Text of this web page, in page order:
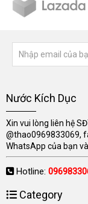
Nước Kích Dục
Xin vui lòng liên hệ
@thao0969833069,
WhatsApp của bạn
Hotline:
Category